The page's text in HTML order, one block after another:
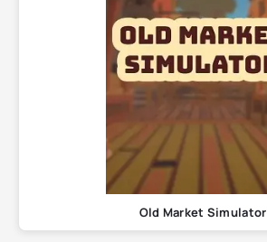
Old Market Simulator